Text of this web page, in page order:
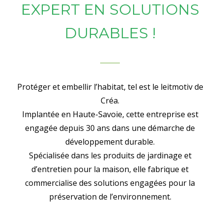
EXPERT EN SOLUTIONS
DURABLES !
Protéger et embellir l’habitat, tel est le leitmotiv de
Créa.
Implantée en Haute-Savoie, cette entreprise est
engagée depuis 30 ans dans une démarche de
développement durable.
Spécialisée dans les produits de jardinage et
d’entretien pour la maison, elle fabrique et
commercialise des solutions engagées pour la
préservation de l’environnement.